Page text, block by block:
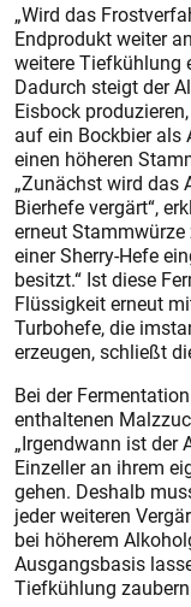
„Wird das
Endprodukt weiter
weitere Tiefkühlung
Dadurch steigt der
Eisbock
auf ein Bockbier als
einen höheren
„Zunächst wird das
Bierhefe vergärt“,
erneut
einer Sherry-Hefe
besitzt.“ Ist diese
Flüssigkeit erneut
Turbohefe, die
erzeugen, schließt
Bei der
enthaltenen
„Irgendwann ist der
Einzeller an ihrem
gehen. Deshalb
jeder weiteren
bei höherem
Ausgangsbasis
Tiefkühlung